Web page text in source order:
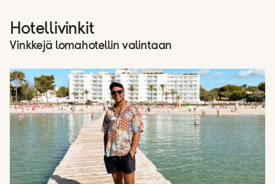
Hotellivinkit
Vinkkejä lomahotellin valintaan